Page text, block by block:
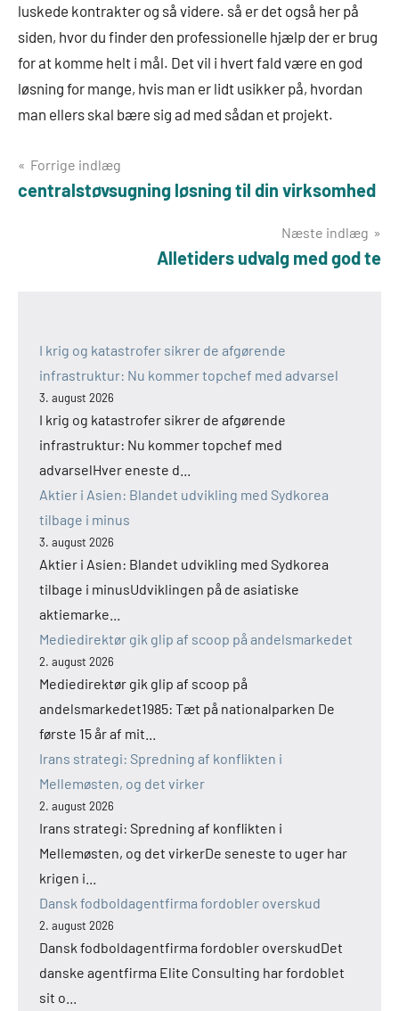
luskede kontrakter og så videre. så er det også her på
siden, hvor du finder den professionelle hjælp der er brug
for at komme helt i mål. Det vil i hvert fald være en god
løsning for mange, hvis man er lidt usikker på, hvordan
man ellers skal bære sig ad med sådan et projekt.
Indlægsnavigation
Forrige indlæg
centralstøvsugning løsning til din virksomhed
Næste indlæg
Alletiders udvalg med god te
I krig og katastrofer sikrer de afgørende
infrastruktur: Nu kommer topchef med advarsel
3. august 2026
I krig og katastrofer sikrer de afgørende
infrastruktur: Nu kommer topchef med
advarselHver eneste d...
Aktier i Asien: Blandet udvikling med Sydkorea
tilbage i minus
3. august 2026
Aktier i Asien: Blandet udvikling med Sydkorea
tilbage i minusUdviklingen på de asiatiske
aktiemarke...
Mediedirektør gik glip af scoop på andelsmarkedet
2. august 2026
Mediedirektør gik glip af scoop på
andelsmarkedet1985: Tæt på nationalparken De
første 15 år af mit...
Irans strategi: Spredning af konflikten i
Mellemøsten, og det virker
2. august 2026
Irans strategi: Spredning af konflikten i
Mellemøsten, og det virkerDe seneste to uger har
krigen i...
Dansk fodboldagentfirma fordobler overskud
2. august 2026
Dansk fodboldagentfirma fordobler overskudDet
danske agentfirma Elite Consulting har fordoblet
sit o...